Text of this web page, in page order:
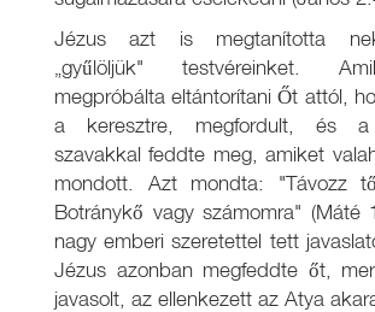
Jézus azt is megtanította
„gyűlöljük" testvéreinket.
megpróbálta eltántorítani Őt attól,
a keresztre, megfordult, és a
szavakkal feddte meg, amiket
mondott. Azt mondta: "Távozz
Botránykő vagy számomra" (Máté
nagy emberi szeretettel tett
Jézus azonban megfeddte őt,
javasolt, az ellenkezett az Atya